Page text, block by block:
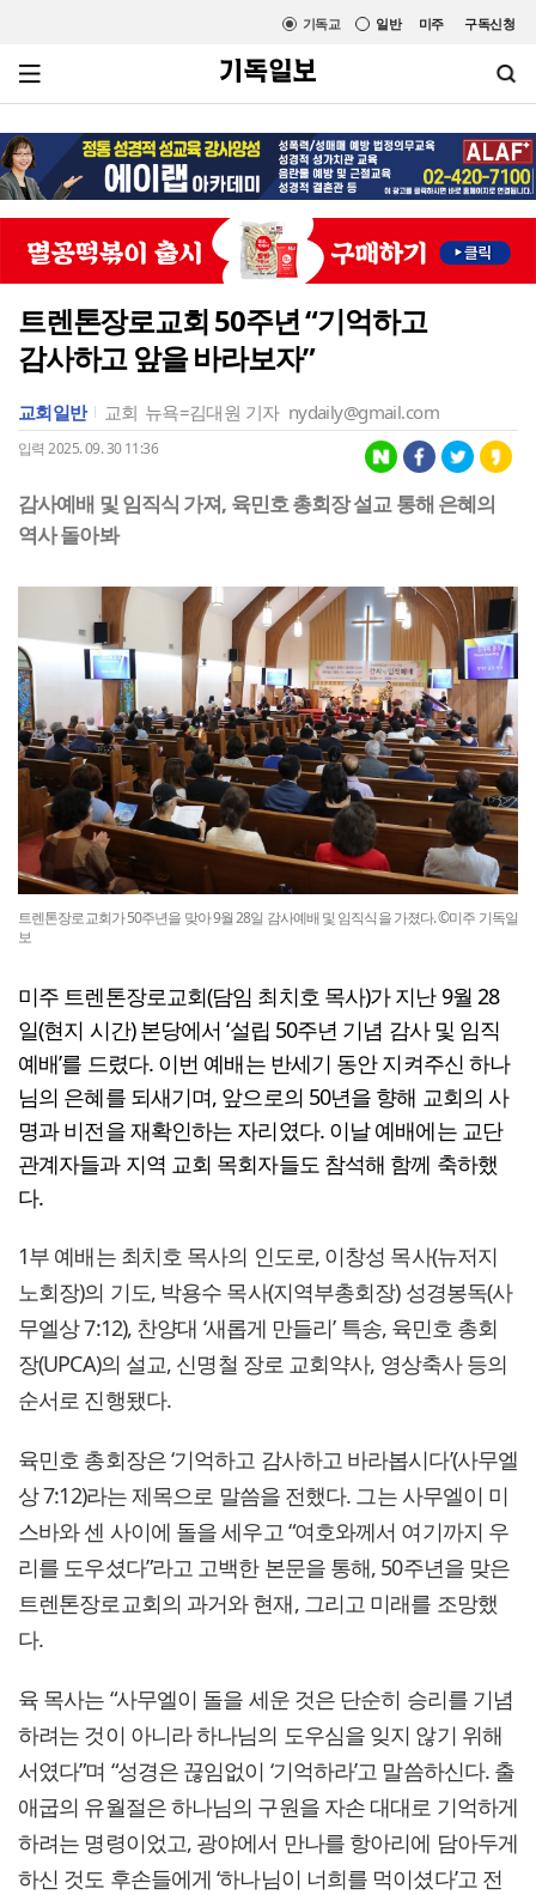
미주 구독신청
일반
기독교
트렌톤장로교회 50주년 “기억하고
감사하고 앞을 바라보자”
교회일반 교회 뉴욕=김대원 기자 nydaily@gmail.com
입력 2025. 09. 30 11:36
감사예배 및 임직식 가져, 육민호 총회장 설교 통해 은혜의
역사 돌아봐
트렌톤장로교회가 50주년을 맞아 9월 28일 감사예배 및 임직식을 가졌다. ©미주 기독일
보
미주 트렌톤장로교회(담임 최치호 목사)가 지난 9월 28
일(현지 시간) 본당에서 ‘설립 50주년 기념 감사 및 임직
예배’를 드렸다. 이번 예배는 반세기 동안 지켜주신 하나
님의 은혜를 되새기며, 앞으로의 50년을 향해 교회의 사
명과 비전을 재확인하는 자리였다. 이날 예배에는 교단
관계자들과 지역 교회 목회자들도 참석해 함께 축하했
다.
1부 예배는 최치호 목사의 인도로, 이창성 목사(뉴저지
노회장)의 기도, 박용수 목사(지역부총회장) 성경봉독(사
무엘상 7:12), 찬양대 ‘새롭게 만들리’ 특송, 육민호 총회
장(UPCA)의 설교, 신명철 장로 교회약사, 영상축사 등의
순서로 진행됐다.
육민호 총회장은 ‘기억하고 감사하고 바라봅시다’(사무엘
상 7:12)라는 제목으로 말씀을 전했다. 그는 사무엘이 미
스바와 센 사이에 돌을 세우고 “여호와께서 여기까지 우
리를 도우셨다”라고 고백한 본문을 통해, 50주년을 맞은
트렌톤장로교회의 과거와 현재, 그리고 미래를 조망했
다.
육 목사는 “사무엘이 돌을 세운 것은 단순히 승리를 기념
하려는 것이 아니라 하나님의 도우심을 잊지 않기 위해
서였다”며 “성경은 끊임없이 ‘기억하라’고 말씀하신다. 출
애굽의 유월절은 하나님의 구원을 자손 대대로 기억하게
하려는 명령이었고, 광야에서 만나를 항아리에 담아두게
하신 것도 후손들에게 ‘하나님이 너희를 먹이셨다’고 전